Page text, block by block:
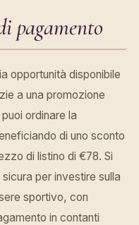
pagamento
opportunità disponibile
a una promozione
ordinare la
di uno sconto
di listino di €78. Si
per investire sulla
sportivo, con
in contanti